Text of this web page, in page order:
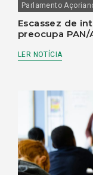
Parlamento
Escassez de
preocupa PAN/
LER NOTÍCIA